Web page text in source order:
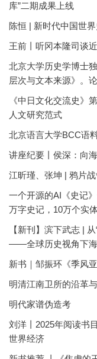
库”二期成果上线
陈恒 | 新时代中国世
王前丨听冈本隆司谈
北京大学历史学博士
层次与文本来源》。
《中日文化交流史》
人文研究范式
北京语言大学BCC语
讲座纪要丨侯深：向
江昕瑾、张坤 | 鸦片
一个开源的AI《史记
万字史记，10万个实
【新刊】滨下武志 |
——全球历史视角下海
新书｜邹振环《季风
明清江南卫所的沿革
明代家谱伪造考
刘洋丨2025年阅读书
世界经济